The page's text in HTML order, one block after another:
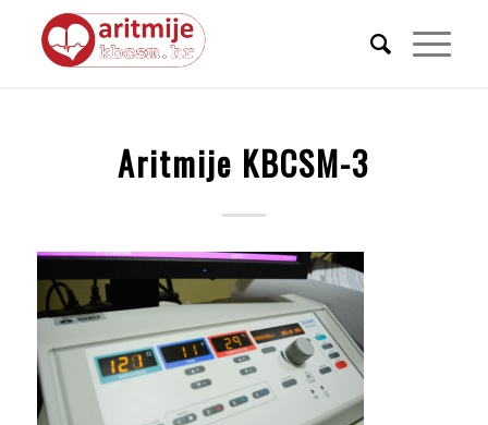
Aritmije KBCSM-3